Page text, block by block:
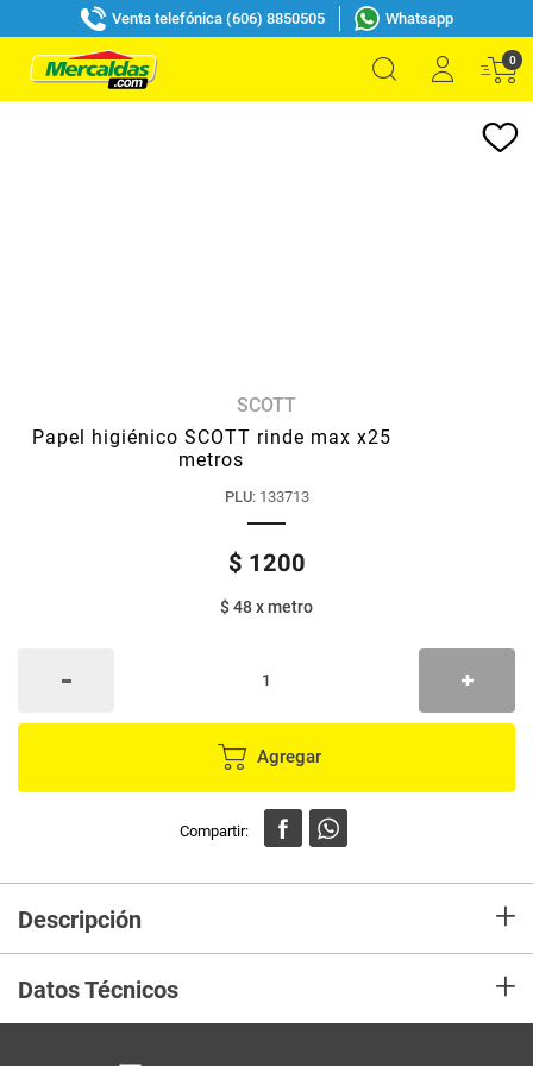
Venta telefónica (606) 8850505 Whatsapp
0
SCOTT
Papel higiénico SCOTT rinde max x25
metros
PLU: 133713
$ 1200
$ 48xmetro
Agregar
Descripción +
Datos Técnicos +